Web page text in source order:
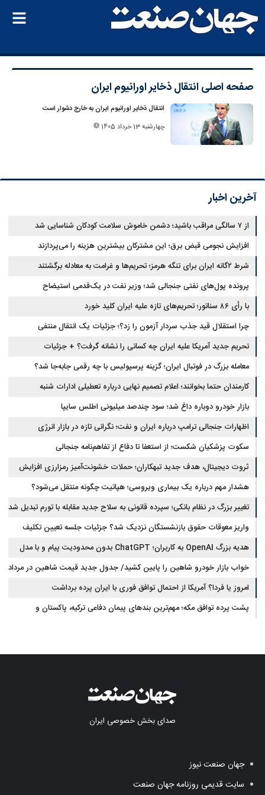
صفحه اصلیانتقال ذخایر اورانیوم ایران
انتقال ذخایر اورانیوم ایران به خارج دشوار است
چهارشنبه 13 خرداد 1405
آخرین اخبار
از ۷ سالگی مراقب باشید؛ دشمن خاموش سلامت کودکان شناسایی شد
افزایش نجومی قبض برق؛ این مشترکان بیشترین هزینه را می‌پردازند
شرط ۲گانه ایران برای تنگه هرمز؛ تحریم‌ها و غرامت به معادله برگشتند
پرونده پول‌های نفتی جنجالی شد؛ وزیر نفت در یک‌قدمی استیضاح
با رأی ۸۶ سناتور؛ تحریم‌های تازه علیه ایران کلید خورد
چرا استقلال قید جذب سردار آزمون را زد؟؛ جزئیات یک انتقال منتفی
تحریم جدید آمریکا علیه ایران چه کسانی را نشانه گرفت؟ + جزئیات
معامله بزرگ در فوتبال ایران؛ گزینه پرسپولیس با چه رقمی جابه‌جا شد؟
کارمندان حتما بخوانند؛ اعلام تصمیم نهایی درباره تعطیلی ادارات شنبه
بازار خودرو دوباره داغ شد؛ سود چندصد میلیونی اطلس سایپا
اظهارات جنجالی ترامپ درباره ایران و نفت؛ نگرانی تازه در بازار انرژی
سکوت پزشکیان شکست؛ از استعفا تا دفاع از تفاهم‌نامه جنجالی
ثروت دیجیتال، هدف جدید تبهکاران؛ حملات خشونت‌آمیز رمزارزی افزایش
یافت
هشدار مهم درباره یک بیماری ویروسی؛ هپاتیت چگونه منتقل می‌شود؟
تغییر بزرگ در نظام بانکی؛ سپرده قانونی به سلاح جدید مقابله با تورم تبدیل شد
واریز معوقات حقوق بازنشستگان نزدیک شد؟ جزئیات جلسه تعیین تکلیف
مطالبات
هدیه بزرگ OpenAI به کاربران؛ ChatGPT بدون محدودیت پیام و با مدل
جدید می‌آید
خواب بازار خودرو شاهین را پایین کشید/ جدول جدید قیمت شاهین در مرداد
امروز یا فردا؟ آمریکا از احتمال توافق فوری با ایران پرده برداشت
پشت پرده توافق مکه؛ مهم‌ترین بندهای پیمان دفاعی ترکیه، پاکستان و
صدای بخش خصوصی ایران
جهان صنعت نیوز
سایت قدیمی روزنامه جهان صنعت